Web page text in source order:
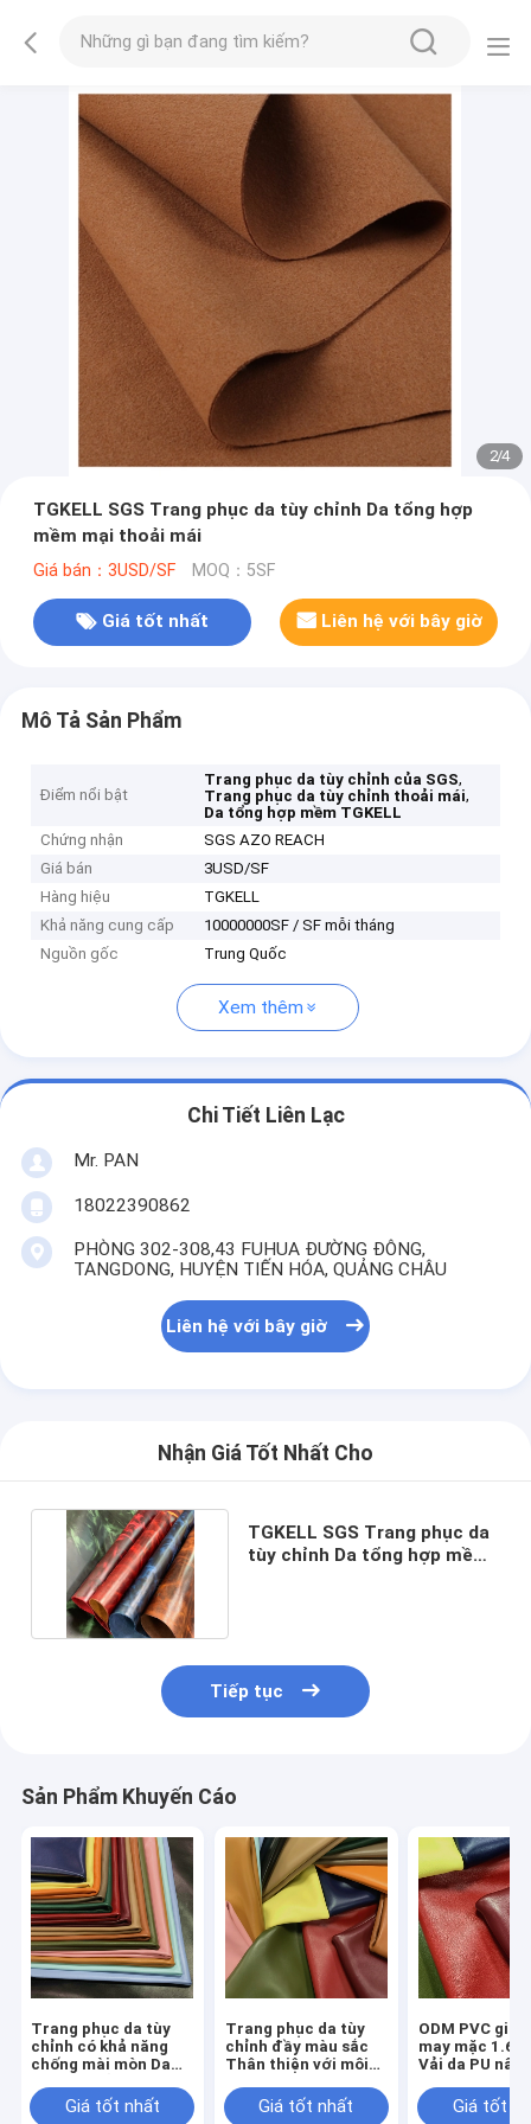
2/4
TGKELL SGS Trang phục da tùy chỉnh Da tổng hợp
mềm mại thoải mái
Giá bán：3USD/SF MOQ：5SF
Giá tốt nhất Liên hệ với bây giờ
Mô Tả Sản Phẩm
Điểm nổi bật
Trang phục da tùy chỉnh của SGS,
Trang phục da tùy chỉnh thoải mái,
Da tổng hợp mềm TGKELL
Chứng nhận
SGS AZO REACH
Giá bán
3USD/SF
Hàng hiệu
TGKELL
Khả năng cung cấp
10000000SF / SF mỗi tháng
Nguồn gốc
Trung Quốc
Xem thêm
Chi Tiết Liên Lạc
Mr. PAN
18022390862
PHÒNG 302-308,43 FUHUA ĐƯỜNG ĐÔNG,
TANGDONG, HUYỆN TIẾN HÓA, QUẢNG CHÂU
Liên hệ với bây giờ
Nhận Giá Tốt Nhất Cho
TGKELL SGS Trang phục da
tùy chỉnh Da tổng hợp mềm
Tiếp tục
Sản Phẩm Khuyến Cáo
Trang phục da tùy
chỉnh có khả năng
chống mài mòn Da
1,95mmGiá tốt nhất
Trang phục da tùy
chỉnh đầy màu sắc
Thân thiện với môi
chay sợi nhỏ
Giá tốt nhất
ODM PVC giả
may mặc
Vải da PU nâu
Giá tốt